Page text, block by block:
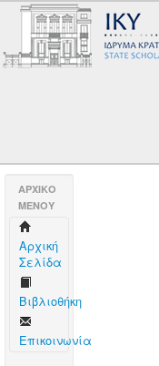
AΡΧΙΚΟ
ΜΕΝΟΥ
Aρχική
Σελίδα
Βιβλιοθήκη
Επικοινωνία